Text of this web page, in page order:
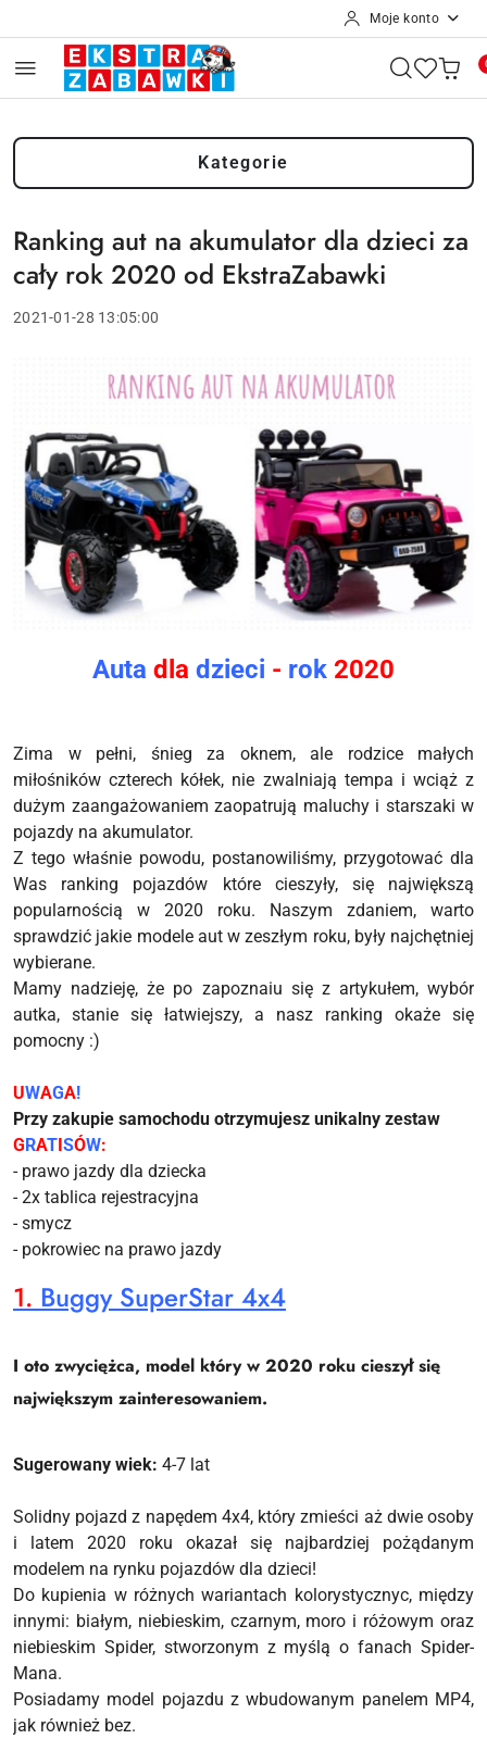
Moje konto
Kategorie
Ranking aut na akumulator dla dzieci za
cały rok 2020 od EkstraZabawki
2021-01-28 13:05:00
Auta dla dzieci - rok 2020
Zima w pełni, śnieg za oknem, ale rodzice małych
miłośników czterech kółek, nie zwalniają tempa i wciąż z
dużym zaangażowaniem zaopatrują maluchy i starszaki w
pojazdy na akumulator.
Z tego właśnie powodu, postanowiliśmy, przygotować dla
Was ranking pojazdów które cieszyły, się największą
popularnością w 2020 roku. Naszym zdaniem, warto
sprawdzić jakie modele aut w zeszłym roku, były najchętniej
wybierane.
Mamy nadzieję, że po zapoznaiu się z artykułem, wybór
autka, stanie się łatwiejszy, a nasz ranking okaże się
pomocny :)
UWAGA!
Przy zakupie samochodu otrzymujesz unikalny zestaw
GRATISÓW:
- prawo jazdy dla dziecka
- 2x tablica rejestracyjna
- smycz
- pokrowiec na prawo jazdy
1. Buggy SuperStar 4x4
I oto zwyciężca, model który w 2020 roku cieszył się
największym zainteresowaniem.
Sugerowany wiek: 4-7 lat
Solidny pojazd z napędem 4x4, który zmieści aż dwie osoby
i latem 2020 roku okazał się najbardziej pożądanym
modelem na rynku pojazdów dla dzieci!
Do kupienia w różnych wariantach kolorystycznyc, między
innymi: białym, niebieskim, czarnym, moro i różowym oraz
niebieskim Spider, stworzonym z myślą o fanach Spider-
Mana.
Posiadamy model pojazdu z wbudowanym panelem MP4,
jak również bez.